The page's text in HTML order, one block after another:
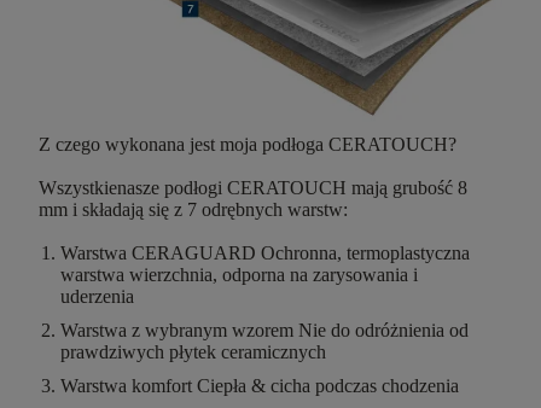
Z czego wykonana jest moja podłoga CERATOUCH?
Wszystkienasze podłogi CERATOUCH mają grubość 8
mm i składają się z 7 odrębnych warstw:
Warstwa CERAGUARD Ochronna, termoplastyczna
warstwa wierzchnia, odporna na zarysowania i
uderzenia
Warstwa z wybranym wzorem Nie do odróżnienia od
prawdziwych płytek ceramicznych
Warstwa komfort Ciepła & cicha podczas chodzenia